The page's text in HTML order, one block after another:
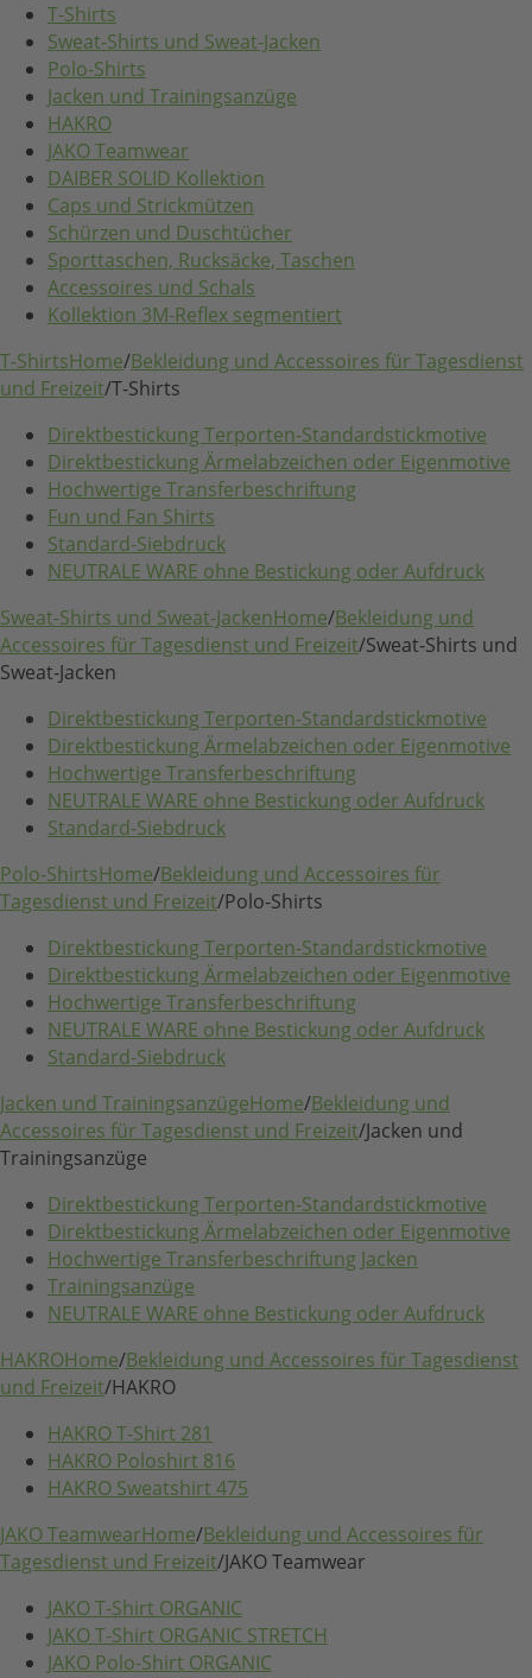
T-Shirts
Sweat-Shirts und Sweat-Jacken
Polo-Shirts
Jacken und Trainingsanzüge
HAKRO
JAKO Teamwear
DAIBER SOLID Kollektion
Caps und Strickmützen
Schürzen und Duschtücher
Sporttaschen, Rucksäcke, Taschen
Accessoires und Schals
Kollektion 3M-Reflex segmentiert
T-ShirtsHome/Bekleidung und Accessoires für Tagesdienst
und Freizeit/T-Shirts
Direktbestickung Terporten-Standardstickmotive
Direktbestickung Ärmelabzeichen oder Eigenmotive
Hochwertige Transferbeschriftung
Fun und Fan Shirts
Standard-Siebdruck
NEUTRALE WARE ohne Bestickung oder Aufdruck
Sweat-Shirts und Sweat-JackenHome/Bekleidung und
Accessoires für Tagesdienst und Freizeit/Sweat-Shirts und
Sweat-Jacken
Direktbestickung Terporten-Standardstickmotive
Direktbestickung Ärmelabzeichen oder Eigenmotive
Hochwertige Transferbeschriftung
NEUTRALE WARE ohne Bestickung oder Aufdruck
Standard-Siebdruck
Polo-ShirtsHome/Bekleidung und Accessoires für
Tagesdienst und Freizeit/Polo-Shirts
Direktbestickung Terporten-Standardstickmotive
Direktbestickung Ärmelabzeichen oder Eigenmotive
Hochwertige Transferbeschriftung
NEUTRALE WARE ohne Bestickung oder Aufdruck
Standard-Siebdruck
Jacken und TrainingsanzügeHome/Bekleidung und
Accessoires für Tagesdienst und Freizeit/Jacken und
Trainingsanzüge
Direktbestickung Terporten-Standardstickmotive
Direktbestickung Ärmelabzeichen oder Eigenmotive
Hochwertige Transferbeschriftung Jacken
Trainingsanzüge
NEUTRALE WARE ohne Bestickung oder Aufdruck
HAKROHome/Bekleidung und Accessoires für Tagesdienst
und Freizeit/HAKRO
HAKRO T-Shirt 281
HAKRO Poloshirt 816
HAKRO Sweatshirt 475
JAKO TeamwearHome/Bekleidung und Accessoires für
Tagesdienst und Freizeit/JAKO Teamwear
JAKO T-Shirt ORGANIC
JAKO T-Shirt ORGANIC STRETCH
JAKO Polo-Shirt ORGANIC